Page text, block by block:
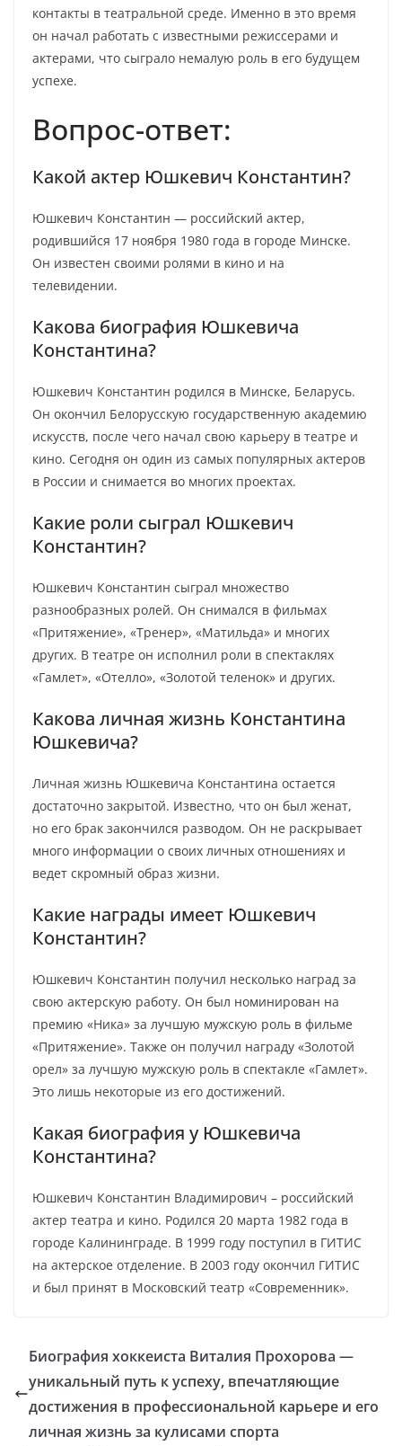
контакты в театральной среде. Именно в это время
он начал работать с известными режиссерами и
актерами, что сыграло немалую роль в его будущем
успехе.
Вопрос-ответ:
Какой актер Юшкевич Константин?
Юшкевич Константин — российский актер,
родившийся 17 ноября 1980 года в городе Минске.
Он известен своими ролями в кино и на
телевидении.
Какова биография Юшкевича
Константина?
Юшкевич Константин родился в Минске, Беларусь.
Он окончил Белорусскую государственную академию
искусств, после чего начал свою карьеру в театре и
кино. Сегодня он один из самых популярных актеров
в России и снимается во многих проектах.
Какие роли сыграл Юшкевич
Константин?
Юшкевич Константин сыграл множество
разнообразных ролей. Он снимался в фильмах
«Притяжение», «Тренер», «Матильда» и многих
других. В театре он исполнил роли в спектаклях
«Гамлет», «Отелло», «Золотой теленок» и других.
Какова личная жизнь Константина
Юшкевича?
Личная жизнь Юшкевича Константина остается
достаточно закрытой. Известно, что он был женат,
но его брак закончился разводом. Он не раскрывает
много информации о своих личных отношениях и
ведет скромный образ жизни.
Какие награды имеет Юшкевич
Константин?
Юшкевич Константин получил несколько наград за
свою актерскую работу. Он был номинирован на
премию «Ника» за лучшую мужскую роль в фильме
«Притяжение». Также он получил награду «Золотой
орел» за лучшую мужскую роль в спектакле «Гамлет».
Это лишь некоторые из его достижений.
Какая биография у Юшкевича
Константина?
Юшкевич Константин Владимирович – российский
актер театра и кино. Родился 20 марта 1982 года в
городе Калининграде. В 1999 году поступил в ГИТИС
на актерское отделение. В 2003 году окончил ГИТИС
и был принят в Московский театр «Современник».
Биография хоккеиста Виталия Прохорова —
уникальный путь к успеху, впечатляющие
достижения в профессиональной карьере и его
личная жизнь за кулисами спорта